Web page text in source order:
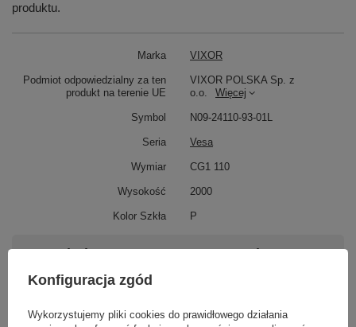
produktu.
Marka VIXOR
Podmiot odpowiedzialny za ten
produkt na terenie UE
VIXOR POLSKA Sp. z
o.o.
Więcej
Symbol N09-24110-93-01L
Seria Vesa
Wymiar CG1 110
Wysokość 2000
Kolor Szkła P
Potrzebujesz pomocy? Masz pytania?
Zadaj pytanie a my odpowiemy niezwłocznie,
najciekawsze pytania i odpowiedzi publikując
Konfiguracja zgód
Wykorzystujemy pliki cookies do prawidłowego działania